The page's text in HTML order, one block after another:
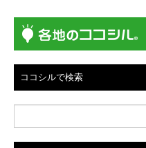
シ
ョ
ココシルで検索